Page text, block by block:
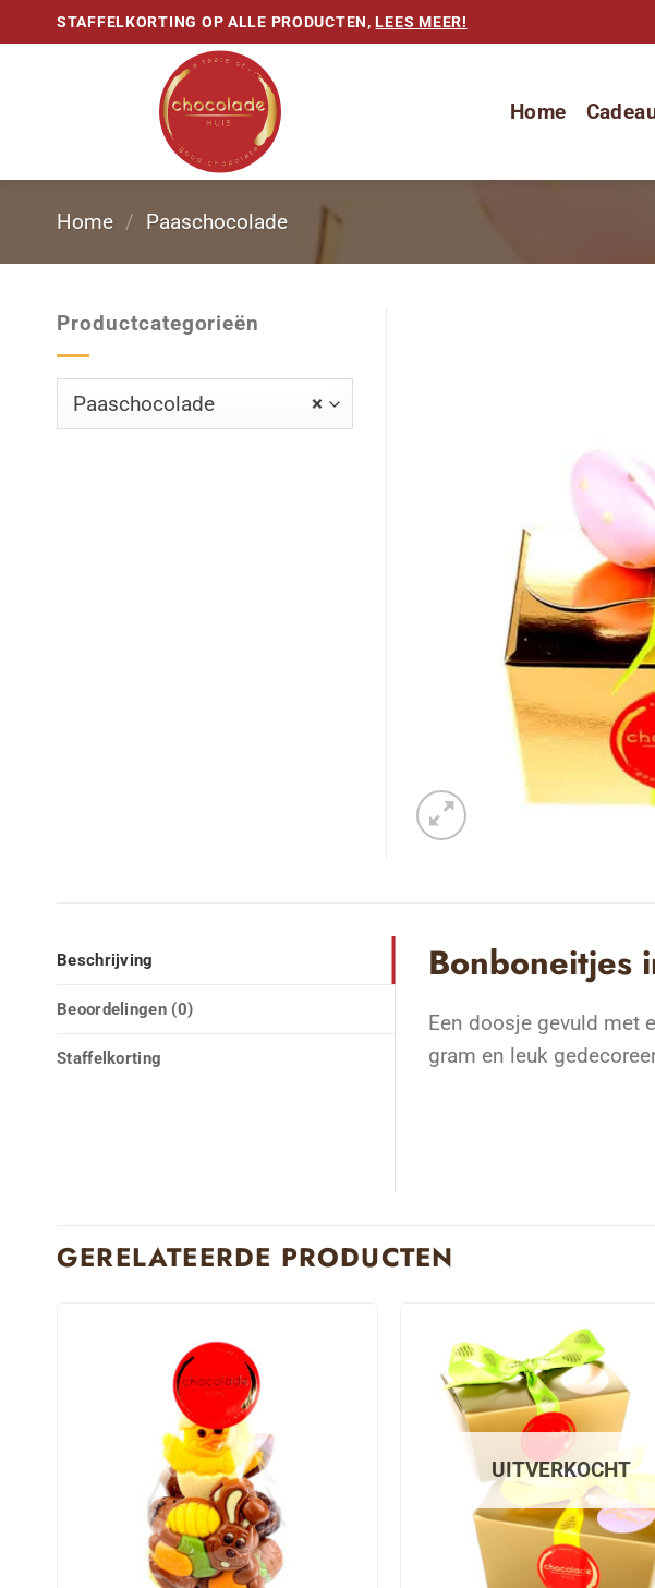
naar
STAFFELKORTING OP ALLE PRODUCTEN, LEES MEER!
Home
Home / Paaschocolade
Productcategorieën
×
Paaschocolade
Beschrijving
Beoordelingen (0)
Staffelkorting
Bonboneitjes
Een doosje gevuld met
gram en leuk
GERELATEERDE PRODUCTEN
UITVERKOCHT